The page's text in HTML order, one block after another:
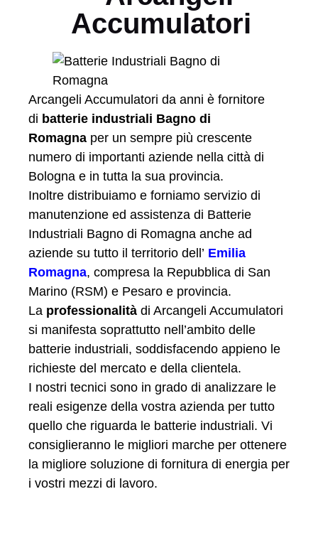
Accumulatori
Arcangeli Accumulatori da anni è fornitore
di batterie industriali Bagno di
Romagna per un sempre più crescente
numero di importanti aziende nella città di
Bologna e in tutta la sua provincia.
Inoltre distribuiamo e forniamo servizio di
manutenzione ed assistenza di Batterie
Industriali Bagno di Romagna anche ad
aziende su tutto il territorio dell’ Emilia
Romagna, compresa la Repubblica di San
Marino (RSM) e Pesaro e provincia.
La professionalità di Arcangeli Accumulatori
si manifesta soprattutto nell’ambito delle
batterie industriali, soddisfacendo appieno le
richieste del mercato e della clientela.
I nostri tecnici sono in grado di analizzare le
reali esigenze della vostra azienda per tutto
quello che riguarda le batterie industriali. Vi
consiglieranno le migliori marche per ottenere
la migliore soluzione di fornitura di energia per
i vostri mezzi di lavoro.